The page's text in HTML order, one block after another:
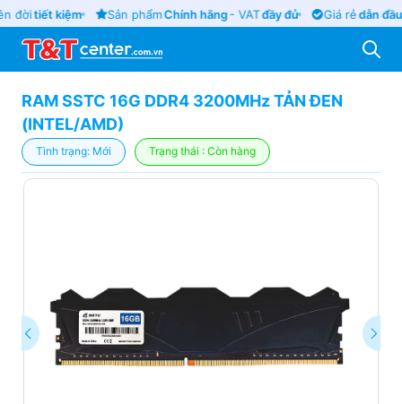
đờitiết kiệm Sản phẩmChính hãng- VATđầy đủ Giá rẻdẫn đầu
RAM SSTC 16G DDR4 3200MHz TẢN ĐEN
(INTEL/AMD)
Tình trạng: Mới Trạng thái : Còn hàng